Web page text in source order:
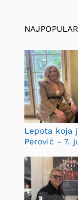
Lepota koja
Perović - 7.